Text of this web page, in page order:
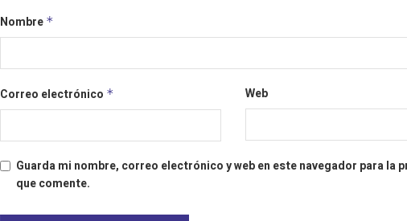
Nombre *
Correo electrónico * Web
Guarda mi nombre, correo electrónico y web en este navegador para la
que comente.